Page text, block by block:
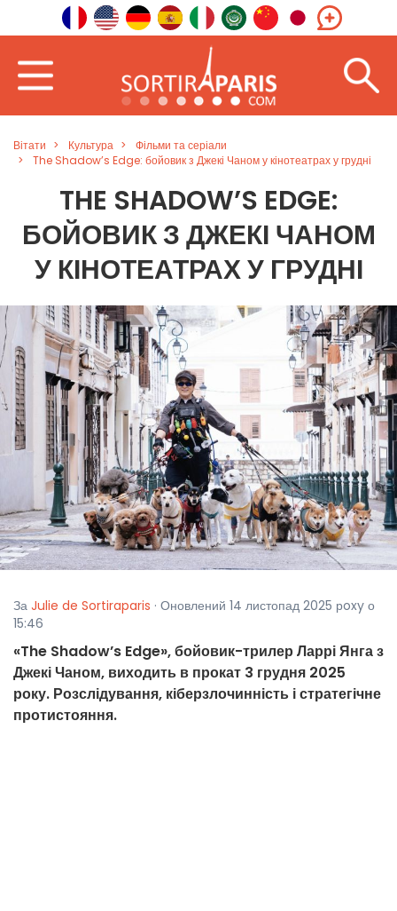
Вітати Культура
Фільми та серіали
The Shadow’s Edge: бойовик з Джекі Чаном у кінотеатрах у грудні
THE SHADOW’S EDGE:
БОЙОВИК З ДЖЕКІ ЧАНОМ
У КІНОТЕАТРАХ У ГРУДНІ
За Julie de Sortiraparis · Оновлений 14 листопад 2025 рoxy о
15:46
«The Shadow’s Edge», бойовик-трилер Ларрі Янга з
Джекі Чаном, виходить в прокат 3 грудня 2025
року. Розслідування, кіберзлочинність і стратегічне
протистояння.